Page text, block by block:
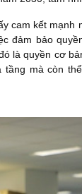
cam kết mạnh
đảm bảo
là quyền cơ
tầng mà còn